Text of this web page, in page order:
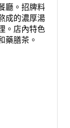
廳。招牌料
成的濃厚湯
。店內特色
藥膳茶。